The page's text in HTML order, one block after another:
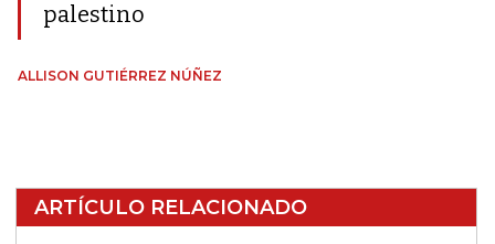
palestino
ALLISON GUTIÉRREZ NÚÑEZ
ARTÍCULO RELACIONADO